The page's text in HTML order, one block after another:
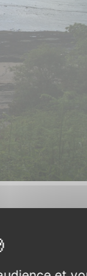
indiqué, je ne